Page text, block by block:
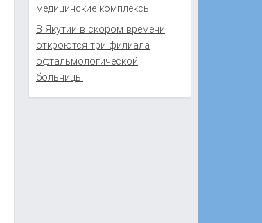
медицинские комплексы
В Якутии в скором времени
откроются три филиала
офтальмологической
больницы